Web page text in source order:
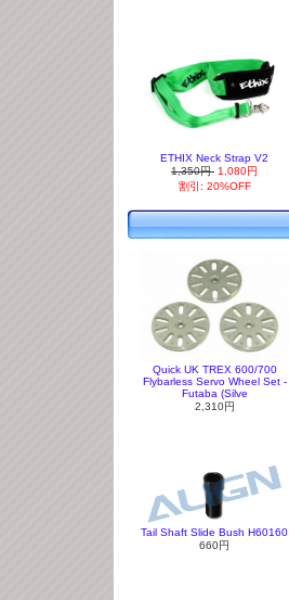
ETHIX Neck Strap V2
1,350円 1,080円
割引: 20%OFF
Quick UK TREX 600/700
Flybarless Servo Wheel Set -
Futaba (Silve
2,310円
Tail Shaft Slide Bush H60160
660円